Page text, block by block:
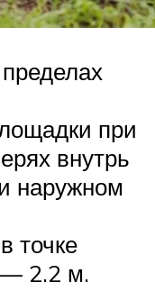
при
внутрь
наружном
точке
— 2.2 м.